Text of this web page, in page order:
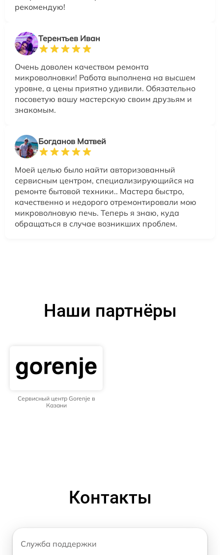
рекомендую!
Терентьев Иван
Очень доволен качеством ремонта
микроволновки! Работа выполнена на высшем
уровне, а цены приятно удивили. Обязательно
посоветую вашу мастерскую своим друзьям и
знакомым.
Богданов Матвей
Моей целью было найти авторизованный
сервисным центром, специализирующийся на
ремонте бытовой техники.. Мастера быстро,
качественно и недорого отремонтировали мою
микроволновую печь. Теперь я знаю, куда
обращаться в случае возникших проблем.
Наши партнёры
Сервисный центр Gorenje в
Казани
Контакты
Служба поддержки